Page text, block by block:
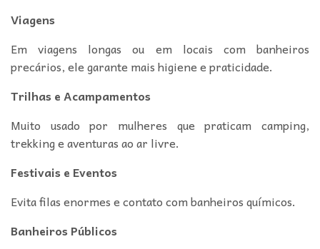
Viagens
Em viagens longas ou em locais com banheiros
precários, ele garante mais higiene e praticidade.
Trilhas e Acampamentos
Muito usado por mulheres que praticam camping,
trekking e aventuras ao ar livre.
Festivais e Eventos
Evita filas enormes e contato com banheiros químicos.
Banheiros Públicos